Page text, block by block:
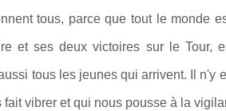
tous, parce que tout le monde
et ses deux victoires sur le Tour,
tous les jeunes qui arrivent. Il n'y
vibrer et qui nous pousse à la